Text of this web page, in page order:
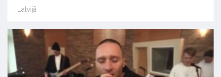
Latvijā